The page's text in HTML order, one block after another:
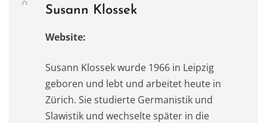
n p
Susann Klossek
Website:
Susann Klossek wurde 1966 in Leipzig
geboren und lebt und arbeitet heute in
Zürich. Sie studierte Germanistik und
Slawistik und wechselte später in die